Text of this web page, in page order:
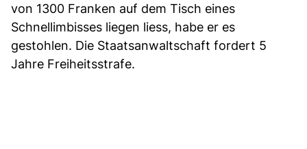
von 1300 Franken auf dem Tisch eines
Schnellimbisses liegen liess, habe er es
gestohlen. Die Staatsanwaltschaft fordert 5
Jahre Freiheitsstrafe.